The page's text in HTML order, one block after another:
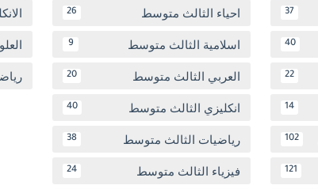
37
40
22
14
102
121
احياء الثالث متوسط 26
اسلامية الثالث متوسط 9
العربي الثالث متوسط 20
انكليزي الثالث متوسط 40
رياضيات الثالث متوسط 38
فيزياء الثالث متوسط 24